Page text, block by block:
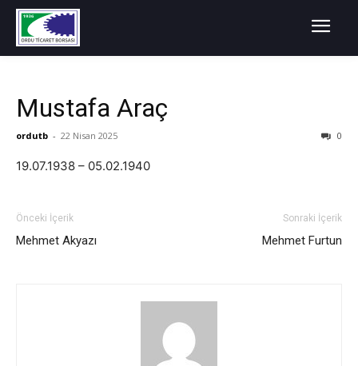
Mustafa Araç
ordutb - 22 Nisan 2025 0
19.07.1938 – 05.02.1940
Önceki İçerik
Mehmet Akyazı
Sonraki İçerik
Mehmet Furtun